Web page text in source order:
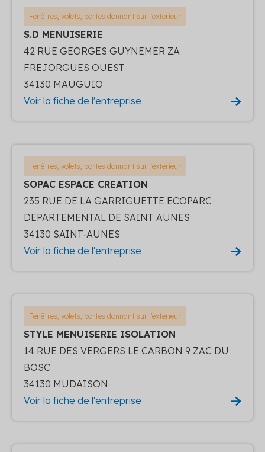
Fenêtres, volets, portes donnant sur l'exterieur
S.D MENUISERIE
42 RUE GEORGES GUYNEMER ZA
FREJORGUES OUEST
34130 MAUGUIO
Voir la fiche de l'entreprise
Fenêtres, volets, portes donnant sur l'exterieur
SOPAC ESPACE CREATION
235 RUE DE LA GARRIGUETTE ECOPARC
DEPARTEMENTAL DE SAINT AUNES
34130 SAINT-AUNES
Voir la fiche de l'entreprise
Fenêtres, volets, portes donnant sur l'exterieur
STYLE MENUISERIE ISOLATION
14 RUE DES VERGERS LE CARBON 9 ZAC DU
BOSC
34130 MUDAISON
Voir la fiche de l'entreprise